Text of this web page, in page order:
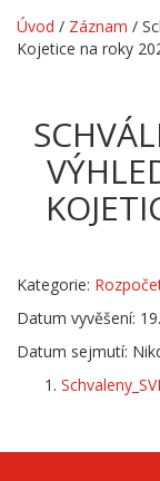
Úvod / Záznam /
Kojetice na roky
Kategorie:
Datum vyvěšení:
Datum sejmutí: